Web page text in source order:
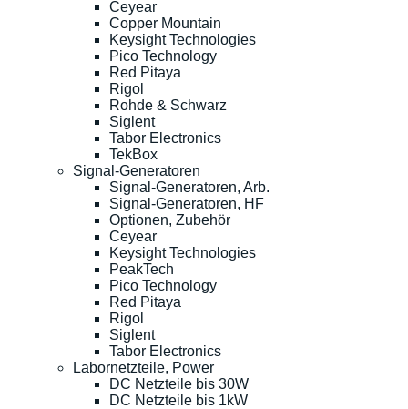
Ceyear
Copper Mountain
Keysight Technologies
Pico Technology
Red Pitaya
Rigol
Rohde & Schwarz
Siglent
Tabor Electronics
TekBox
Signal-Generatoren
Signal-Generatoren, Arb.
Signal-Generatoren, HF
Optionen, Zubehör
Ceyear
Keysight Technologies
PeakTech
Pico Technology
Red Pitaya
Rigol
Siglent
Tabor Electronics
Labornetzteile, Power
DC Netzteile bis 30W
DC Netzteile bis 1kW